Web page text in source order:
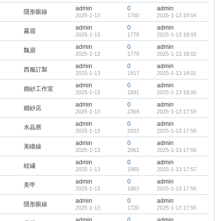
隱形眼線 admin
2025-1-13
0
1700
admin
2025-1-13 18:04
霧眉 admin
2025-1-13
0
1778
admin
2025-1-13 18:03
飄眉 admin
2025-1-13
0
1770
admin
2025-1-13 18:02
西服訂製 admin
2025-1-13
0
1917
admin
2025-1-13 18:01
婚紗工作室 admin
2025-1-13
0
1891
admin
2025-1-13 18:00
婚紗店 admin
2025-1-13
0
2369
admin
2025-1-13 17:59
水晶唇 admin
2025-1-13
0
2033
admin
2025-1-13 17:58
美瞳線 admin
2025-1-13
0
2061
admin
2025-1-13 17:58
紋繡 admin
2025-1-13
0
1965
admin
2025-1-13 17:57
美甲 admin
2025-1-13
0
1863
admin
2025-1-13 17:56
隱形眼線 admin
2025-1-13
0
1720
admin
2025-1-13 17:55